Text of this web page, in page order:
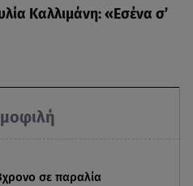
σε παραλία
Καλλιμάνη: «Εσένα σ’